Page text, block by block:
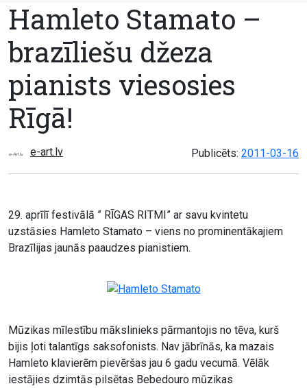
Hamleto Stamato –
brazīliešu džeza
pianists viesosies
Rīgā!
e-art.lv Publicēts: 2011-03-16
29. aprīlī festivālā ” RĪGAS RITMI” ar savu kvintetu
uzstāsies Hamleto Stamato – viens no prominentākajiem
Brazīlijas jaunās paaudzes pianistiem.
Mūzikas mīlestību mākslinieks pārmantojis no tēva, kurš
bijis ļoti talantīgs saksofonists. Nav jābrīnās, ka mazais
Hamleto klavierēm pievēršas jau 6 gadu vecumā. Vēlāk
iestājies dzimtās pilsētas Bebedouro mūzikas